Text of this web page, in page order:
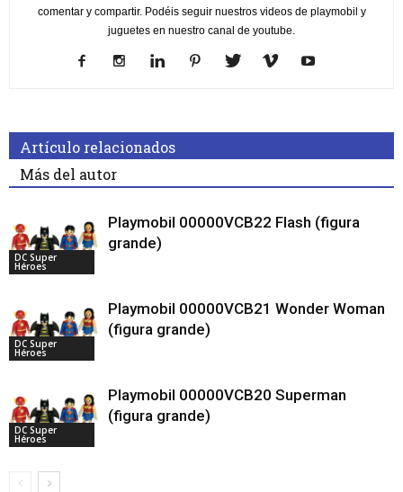
comentar y compartir. Podéis seguir nuestros videos de playmobil y
juguetes en nuestro canal de youtube.
Artículo relacionados
Más del autor
DC Super
Héroes
Playmobil 00000VCB22 Flash (figura
grande)
DC Super
Héroes
Playmobil 00000VCB21 Wonder Woman
(figura grande)
DC Super
Héroes
Playmobil 00000VCB20 Superman
(figura grande)